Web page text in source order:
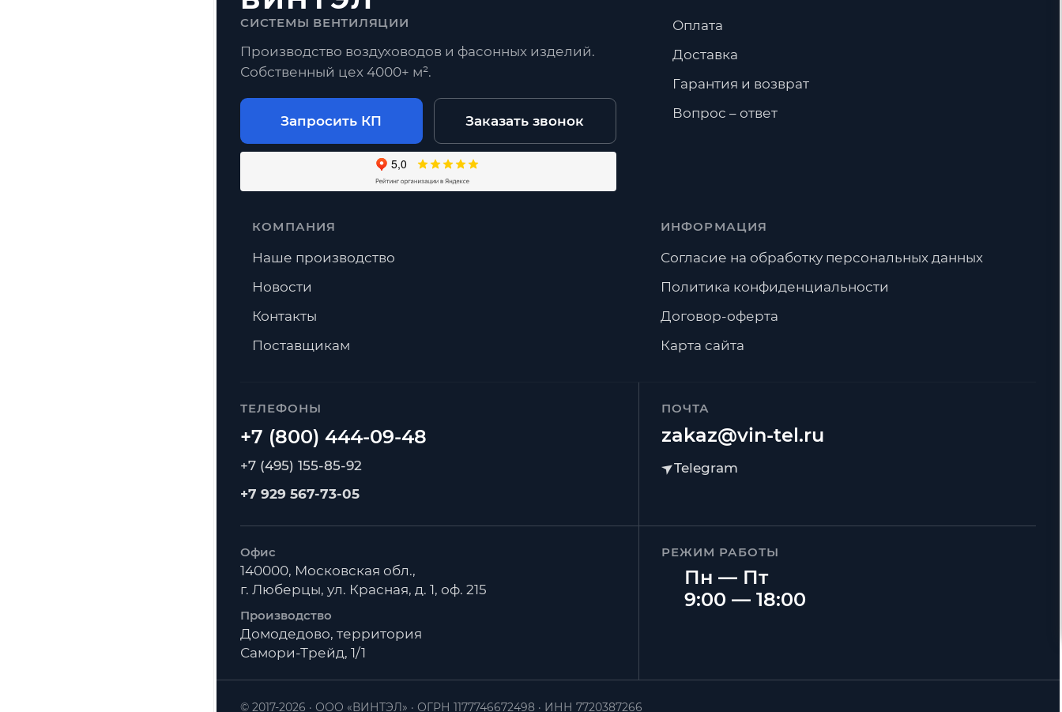
Переходы Радиусные отводы Тройники
Частые вопросы
Как рассчитать Адаптер прямоугольный с 1-ой круглой врезкой?
Можно ли изготовить нестандартные размеры?
Есть ли доставка по Москве и Московской области?
СИСТЕМЫ ВЕНТИЛЯЦИИ
Производство воздуховодов и фасонных изделий.
Собственный цех 4000+ м².
Запросить КП Заказать звонок
ТЕЛЕФОНЫ
+7 (495) 155-85-92
+7 929 567-73-05
ПОЧТА
zakaz@vin-tel.ru
Офис
140000, Московская обл.,
г. Люберцы, ул. Красная, д. 1, оф. 215
Производство
Домодедово, территория
Самори-Трейд, 1/1
РЕЖИМ РАБОТЫ
Пн — Пт
9:00 — 18:00
Оплата
Доставка
Гарантия и возврат
Вопрос – ответ
КОМПАНИЯ
Наше производство
Новости
Контакты
Поставщикам
ИНФОРМАЦИЯ
Согласие на обработку персональных данных
Политика конфиденциальности
Договор-оферта
Карта сайта
ООО «ВИНТЭЛ» ОГРН 1177746672498 ИНН 7720387266
© 2017-2026